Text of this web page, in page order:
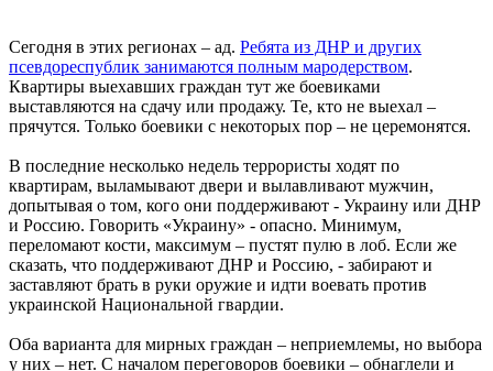
Сегодня в этих регионах – ад. Ребята из ДНР и других
псевдореспублик занимаются полным мародерством.
Квартиры выехавших граждан тут же боевиками
выставляются на сдачу или продажу. Те, кто не выехал –
прячутся. Только боевики с некоторых пор – не церемонятся.
В последние несколько недель террористы ходят по
квартирам, выламывают двери и вылавливают мужчин,
допытывая о том, кого они поддерживают - Украину или ДНР
и Россию. Говорить «Украину» - опасно. Минимум,
переломают кости, максимум – пустят пулю в лоб. Если же
сказать, что поддерживают ДНР и Россию, - забирают и
заставляют брать в руки оружие и идти воевать против
украинской Национальной гвардии.
Оба варианта для мирных граждан – неприемлемы, но выбора
у них – нет. С началом переговоров боевики – обнаглели и